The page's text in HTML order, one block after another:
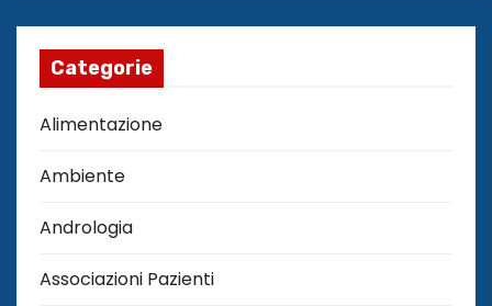
Categorie
Alimentazione
Ambiente
Andrologia
Associazioni Pazienti